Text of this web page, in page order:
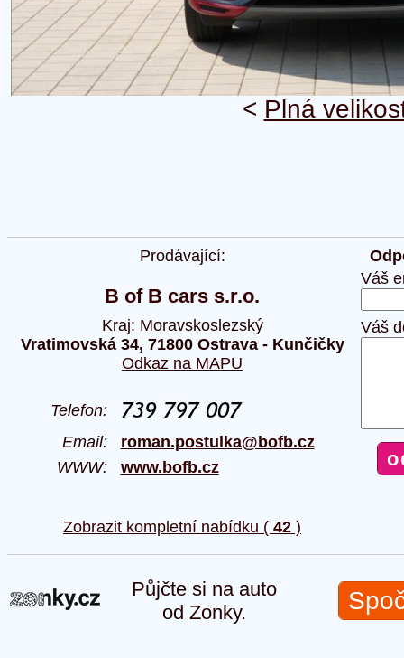
< Plná
Prodávající:
B of B cars s.r.o.
Kraj: Moravskoslezský
Vratimovská 34, 71800 Ostrava - Kunčičky
Odkaz na MAPU
Telefon:
Email: roman.postulka@bofb.cz
WWW: www.bofb.cz
Zobrazit kompletní nabídku ( 42 )
Váš
Váš
Půjčte si na auto
od Zonky.